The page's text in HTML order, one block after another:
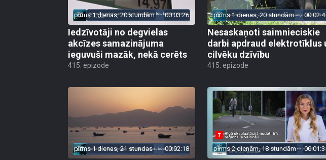
pirms 1 dienas, 20 stundām 00:03:26
Iedzīvotāji no degvielas
akcīzes samazinājuma
ieguvuši mazāk, nekā cerēts
415. epizode
pirms 1 dienas, 20 stundām
Nesaskaņoti saimnieciskie
darbi apdraud elektrotīklus
cilvēku dzīvību
415. epizode
pirms 1 dienas, 21 stundas 00:02:18 pirms 2 dienām, 18 stundām